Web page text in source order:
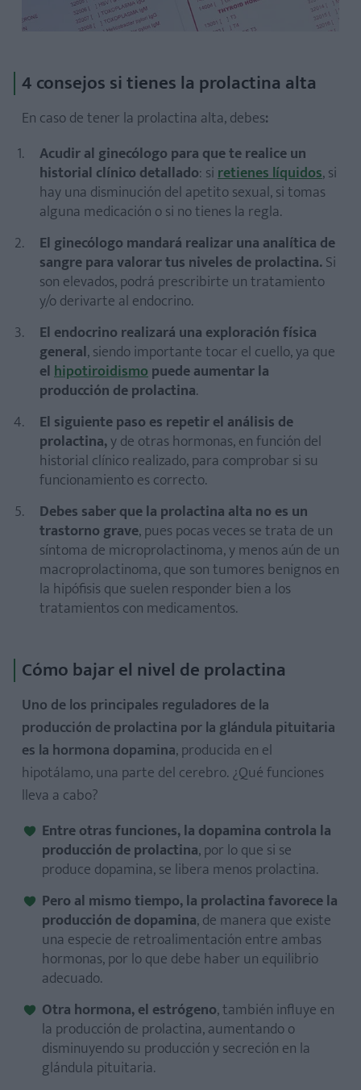
4 consejos si tienes la prolactina alta
En caso de tener la prolactina alta, debes:
Acudir al ginecólogo para que te realice un
historial clínico detallado: siretienes líquidos, si
hay una disminución del apetito sexual, si tomas
alguna medicación o si no tienes la regla.
El ginecólogo mandará realizar una analítica de
sangre para valorar tus niveles de prolactina.Si
son elevados, podrá prescribirte un tratamiento
y/o derivarte al endocrino.
El endocrino realizará una exploración física
general, siendo importante tocar el cuello, ya que
elhipotiroidismopuede aumentar la
producción de prolactina.
El siguiente paso es repetir el análisis de
prolactina,y de otras hormonas, en función del
historial clínico realizado, para comprobar si su
funcionamiento es correcto.
Debes saber que la prolactina alta no es un
trastorno grave, pues pocas veces se trata de un
síntoma de microprolactinoma, y menos aún de un
macroprolactinoma, que son tumores benignos en
la hipófisis que suelen responder bien a los
tratamientos con medicamentos.
Cómo bajar el nivel de prolactina
Uno de los principales reguladores de la
producción de prolactina por la glándula pituitaria
es la hormona dopamina, producida en el
hipotálamo, una parte del cerebro. ¿Qué funciones
lleva a cabo?
Entre otras funciones, la dopamina controla la
producción de prolactina, por lo que si se
produce dopamina, se libera menos prolactina.
Pero al mismo tiempo, la prolactina favorece la
producción de dopamina, de manera que existe
una especie de retroalimentación entre ambas
hormonas, por lo que debe haber un equilibrio
adecuado.
Otra hormona, el estrógeno, también influye en
la producción de prolactina, aumentando o
disminuyendo su producción y secreción en la
glándula pituitaria.